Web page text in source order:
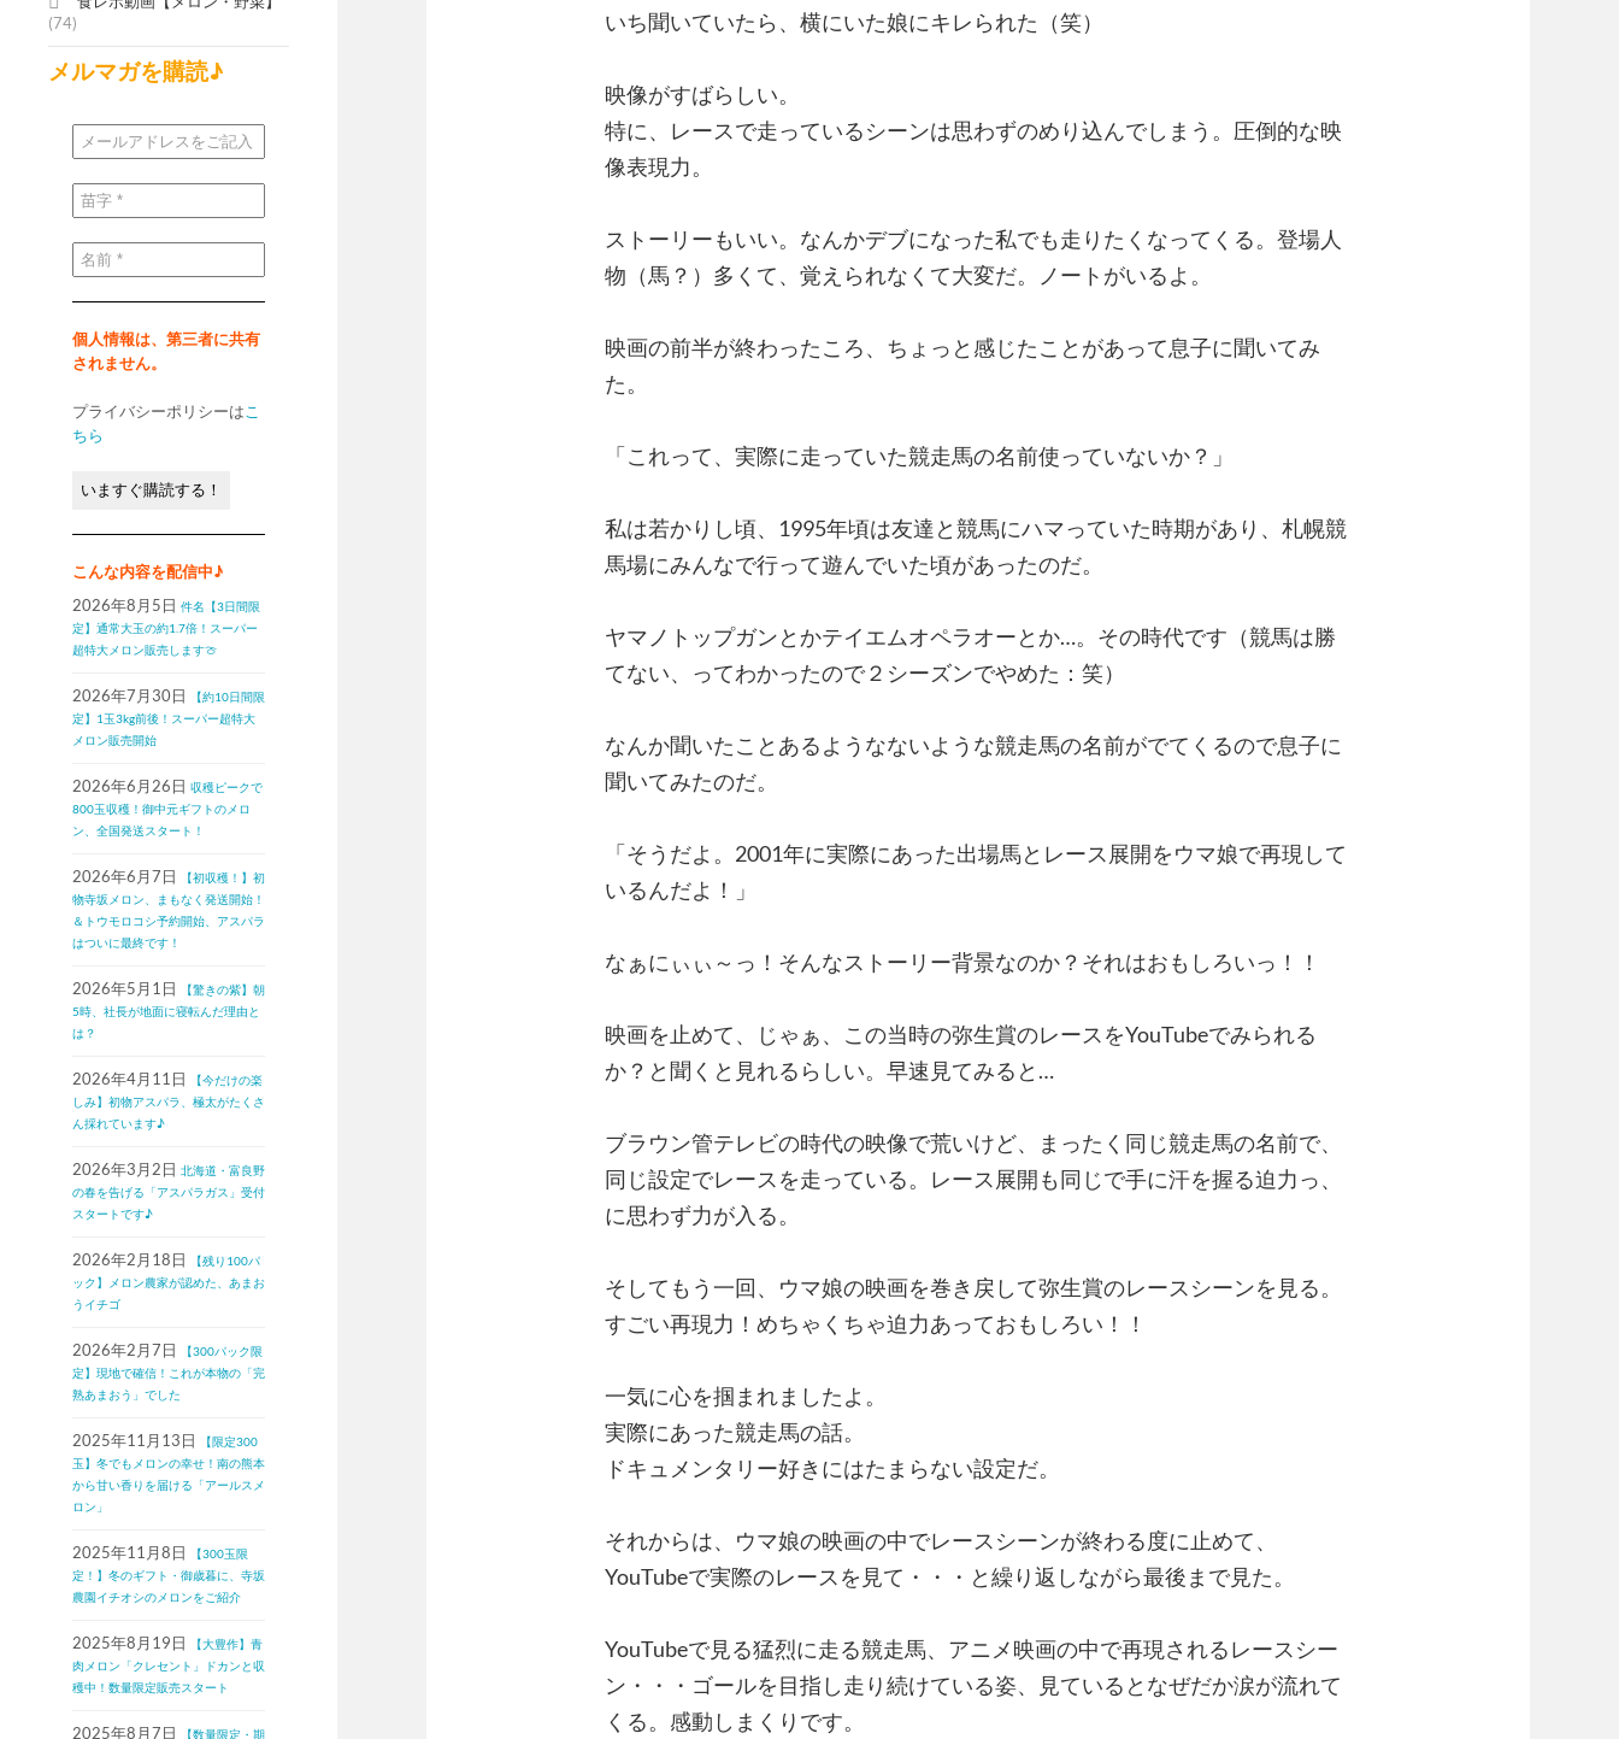
(74)
メルマガを購読♪
メ
ー
ル
ド
レ
ス
ご
記
入
だ
い
*
苗
字
*
名
前
*
個人情報は、第三者に共有
されません。
プライバシーポリシーはこ
ちら
こんな内容を配信中♪
2026年8月5日 件名【3日間限
定】通常大玉の約1.7倍！スーパー
超特大メロン販売します🍈
2026年7月30日
【約10日間限
定】1玉3kg前後！スーパー超特大
メロン販売開始
2026年6月26日 収穫ピークで
800玉収穫！御中元ギフトのメロ
ン、全国発送スタート！
2026年6月7日
【初収穫！】初
物寺坂メロン、まもなく発送開始！
＆トウモロコシ予約開始、アスパラ
はついに最終です！
2026年5月1日
【驚きの紫】朝
5時、社長が地面に寝転んだ理由と
は？
2026年4月11日
【今だけの楽
しみ】初物アスパラ、極太がたくさ
ん採れています♪
2026年3月2日 北海道・富良野
の春を告げる「アスパラガス」受付
スタートです♪
2026年2月18日
【残り100パ
ック】メロン農家が認めた、あまお
うイチゴ
2026年2月7日
【300パック限
定】現地で確信！これが本物の「完
熟あまおう」でした
2025年11月13日
【限定300
玉】冬でもメロンの幸せ！南の熊本
から甘い香りを届ける「アールスメ
ロン」
2025年11月8日
【300玉限
定！】冬のギフト・御歳暮に、寺坂
農園イチオシのメロンをご紹介
2025年8月19日
【大豊作】青
肉メロン「クレセント」ドカンと収
穫中！数量限定販売スタート
2025年8月7日 【数量限定・期
いち聞いていたら、横にいた娘にキレられた（笑）
映像がすばらしい。
特に、レースで走っているシーンは思わずのめり込んでしまう。圧倒的な映
像表現力。
ストーリーもいい。なんかデブになった私でも走りたくなってくる。登場人
物（馬？）多くて、覚えられなくて大変だ。ノートがいるよ。
映画の前半が終わったころ、ちょっと感じたことがあって息子に聞いてみ
た。
「これって、実際に走っていた競走馬の名前使っていないか？」
私は若かりし頃、1995年頃は友達と競馬にハマっていた時期があり、札幌競
馬場にみんなで行って遊んでいた頃があったのだ。
ヤマノトップガンとかテイエムオペラオーとか…。その時代です（競馬は勝
てない、ってわかったので２シーズンでやめた：笑）
なんか聞いたことあるようなないような競走馬の名前がでてくるので息子に
聞いてみたのだ。
「そうだよ。2001年に実際にあった出場馬とレース展開をウマ娘で再現して
いるんだよ！」
なぁにぃぃ～っ！そんなストーリー背景なのか？それはおもしろいっ！！
映画を止めて、じゃぁ、この当時の弥生賞のレースをYouTubeでみられる
か？と聞くと見れるらしい。早速見てみると…
ブラウン管テレビの時代の映像で荒いけど、まったく同じ競走馬の名前で、
同じ設定でレースを走っている。レース展開も同じで手に汗を握る迫力っ、
に思わず力が入る。
そしてもう一回、ウマ娘の映画を巻き戻して弥生賞のレースシーンを見る。
すごい再現力！めちゃくちゃ迫力あっておもしろい！！
一気に心を掴まれましたよ。
実際にあった競走馬の話。
ドキュメンタリー好きにはたまらない設定だ。
それからは、ウマ娘の映画の中でレースシーンが終わる度に止めて、
YouTubeで実際のレースを見て・・・と繰り返しながら最後まで見た。
YouTubeで見る猛烈に走る競走馬、アニメ映画の中で再現されるレースシー
ン・・・ゴールを目指し走り続けている姿、見ているとなぜだか涙が流れて
くる。感動しまくりです。